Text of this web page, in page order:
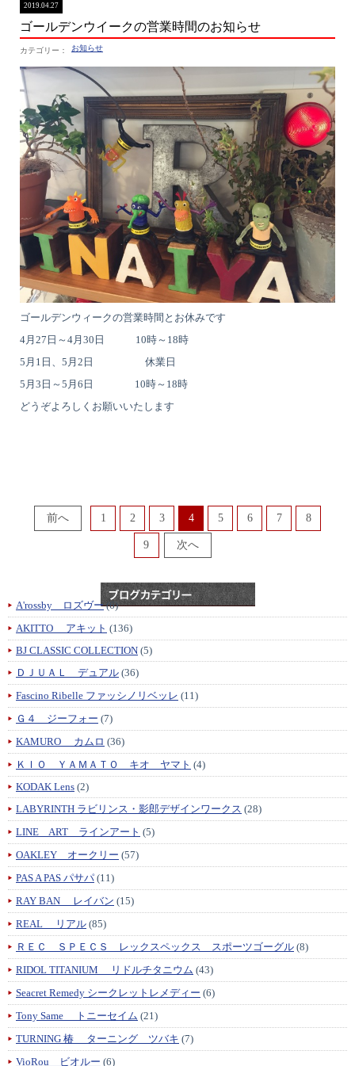
ゴールデンウイークの営業時間のお知らせ
2019.04.27
お知らせ
ゴールデンウィークの営業時間とお休みです
4月27日～4月30日 10時～18時
5月1日、5月2日 休業日
5月3日～5月6日 10時～18時
どうぞよろしくお願いいたします
1 2 3 4 5 6 7 8
9
A'rossby ロズヴー(6)
AKITTO アキット (136)
BJ CLASSIC COLLECTION (5)
ＤＪＵＡＬ デュアル (36)
Fascino Ribelle ファッシノリベッレ (11)
Ｇ４ ジーフォー (7)
KAMURO カムロ (36)
ＫＩＯ ＹＡＭＡＴＯ キオ ヤマト (4)
KODAK Lens (2)
LABYRINTH ラビリンス・影郎デザインワークス (28)
LINE ART ラインアート (5)
OAKLEY オークリー (57)
PAS A PAS パサパ (11)
RAY BAN レイバン (15)
REAL リアル (85)
ＲＥＣ ＳＰＥＣＳ レックスペックス スポーツゴーグル (8)
RIDOL TITANIUM リドルチタニウム (43)
Seacret Remedy シークレットレメディー (6)
Tony Same トニーセイム (21)
TURNING 椿 ターニング ツバキ (7)
VioRou ビオルー (6)